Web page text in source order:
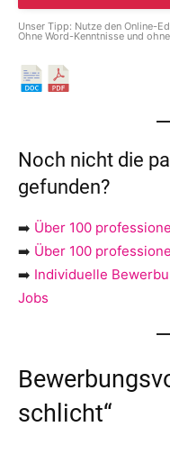
Unser Tipp: Nutze den Online-
Ohne Word-Kenntnisse und
Noch nicht die
gefunden?
➡️ Über 100
➡️ Über 100
➡️ Individuelle
Jobs
schlicht“